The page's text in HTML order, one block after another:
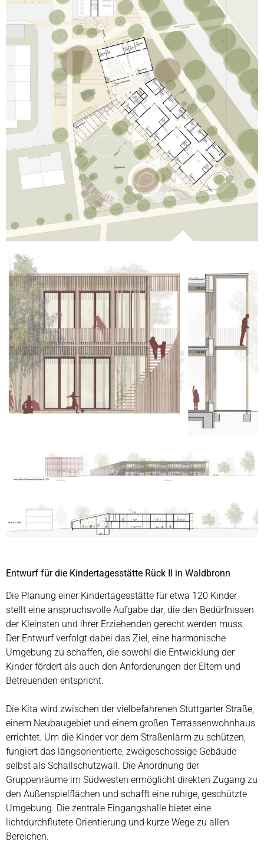
Entwurf für die Kindertagesstätte Rück II in Waldbronn
Die Planung einer Kindertagesstätte für etwa 120 Kinder
stellt eine anspruchsvolle Aufgabe dar, die den Bedürfnissen
der Kleinsten und ihrer Erziehenden gerecht werden muss.
Der Entwurf verfolgt dabei das Ziel, eine harmonische
Umgebung zu schaffen, die sowohl die Entwicklung der
Kinder fördert als auch den Anforderungen der Eltern und
Betreuenden entspricht.
Die Kita wird zwischen der vielbefahrenen Stuttgarter Straße,
einem Neubaugebiet und einem großen Terrassenwohnhaus
errichtet. Um die Kinder vor dem Straßenlärm zu schützen,
fungiert das längsorientierte, zweigeschossige Gebäude
selbst als Schallschutzwall. Die Anordnung der
Gruppenräume im Südwesten ermöglicht direkten Zugang zu
den Außenspielflächen und schafft eine ruhige, geschützte
Umgebung. Die zentrale Eingangshalle bietet eine
lichtdurchflutete Orientierung und kurze Wege zu allen
Bereichen.